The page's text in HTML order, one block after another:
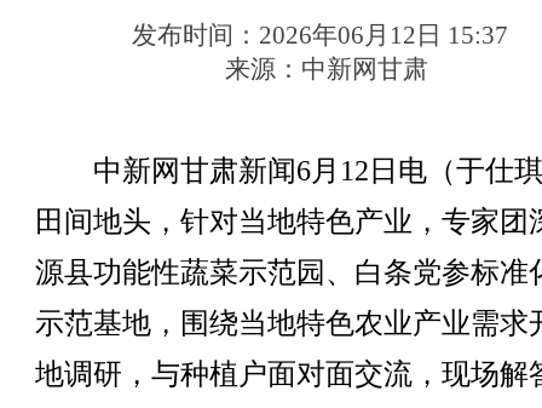
发布时间： 2026年06月12日 15:37
来源： 中新网甘肃
中新网甘肃新闻6月12日电（于仕
田间地头，针对当地特色产业，专家团
源县功能性蔬菜示范园、白条党参标准
示范基地，围绕当地特色农业产业需求
地调研，与种植户面对面交流，现场解